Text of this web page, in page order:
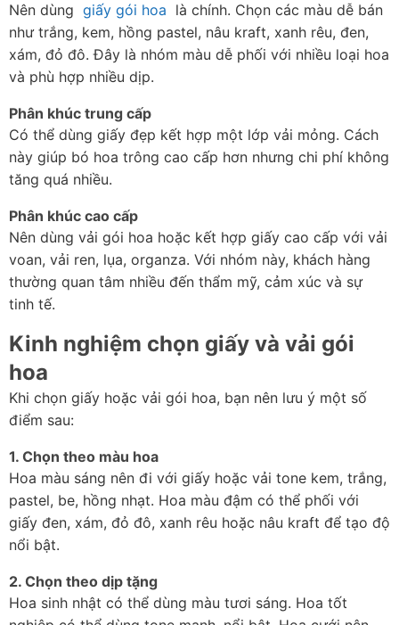
Nên dùng giấy gói hoa
  là chính. Chọn các màu dễ bán
như trắng, kem, hồng pastel, nâu kraft, xanh rêu, đen,
xám, đỏ đô. Đây là nhóm màu dễ phối với nhiều loại hoa
và phù hợp nhiều dịp.
Phân khúc trung cấp
Có thể dùng giấy đẹp kết hợp một lớp vải mỏng. Cách
này giúp bó hoa trông cao cấp hơn nhưng chi phí không
tăng quá nhiều.
Phân khúc cao cấp
Nên dùng vải gói hoa hoặc kết hợp giấy cao cấp với vải
voan, vải ren, lụa, organza. Với nhóm này, khách hàng
thường quan tâm nhiều đến thẩm mỹ, cảm xúc và sự
tinh tế.
Kinh nghiệm chọn giấy và vải gói
hoa
Khi chọn giấy hoặc vải gói hoa, bạn nên lưu ý một số
điểm sau:
1. Chọn theo màu hoa
Hoa màu sáng nên đi với giấy hoặc vải tone kem, trắng,
pastel, be, hồng nhạt. Hoa màu đậm có thể phối với
giấy đen, xám, đỏ đô, xanh rêu hoặc nâu kraft để tạo độ
nổi bật.
2. Chọn theo dịp tặng
Hoa sinh nhật có thể dùng màu tươi sáng. Hoa tốt